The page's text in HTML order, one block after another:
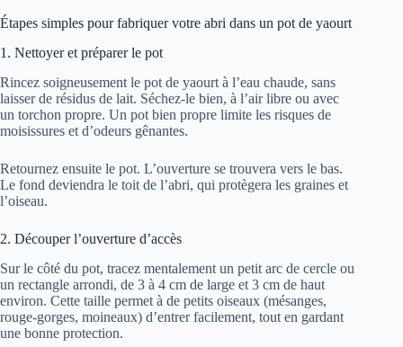
Étapes simples pour fabriquer votre abri dans un pot de yaourt
1. Nettoyer et préparer le pot
Rincez soigneusement le pot de yaourt à l’eau chaude, sans
laisser de résidus de lait. Séchez-le bien, à l’air libre ou avec
un torchon propre. Un pot bien propre limite les risques de
moisissures et d’odeurs gênantes.
Retournez ensuite le pot. L’ouverture se trouvera vers le bas.
Le fond deviendra le toit de l’abri, qui protègera les graines et
l’oiseau.
2. Découper l’ouverture d’accès
Sur le côté du pot, tracez mentalement un petit arc de cercle ou
un rectangle arrondi, de 3 à 4 cm de large et 3 cm de haut
environ. Cette taille permet à de petits oiseaux (mésanges,
rouge-gorges, moineaux) d’entrer facilement, tout en gardant
une bonne protection.